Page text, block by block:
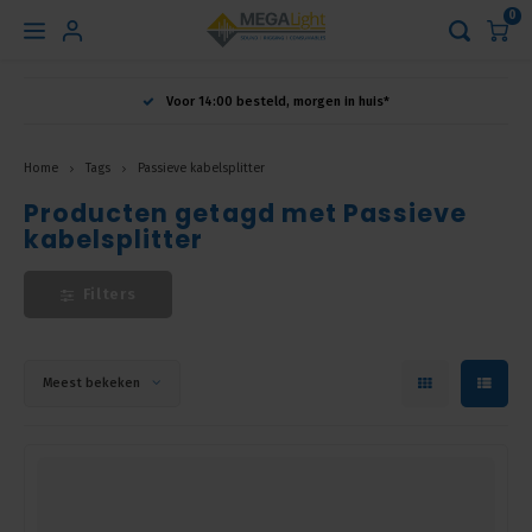
Hoofdmenu
Nederlands
0
Voor 14:00 besteld, morgen in huis*
Home Tags Passieve kabelsplitter
Producten getagd met Passieve
kabelsplitter
Meest bekeken